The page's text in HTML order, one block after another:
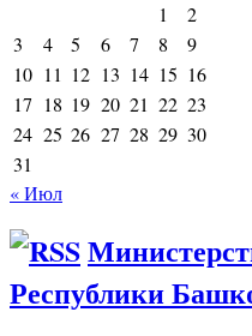
1
2
3
4 5 6 7 8
9
10 11 12 13 14 15 16
17 18 19 20 21 22 23
24 25 26 27 28 29 30
31
« Июл
Республики